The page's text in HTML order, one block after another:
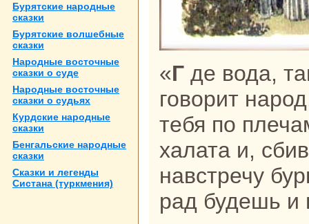
Бурятские нaродные
сказки
Бурятские волшебные
сказки
Народные восточные
сказки о суде
Народные восточные
сказки о судьях
Курдские нaродные
сказки
Бенгальские нaродные
сказки
Сказки и легенды
Систанa (туркмения)
«Г де вода,
говорит
тебя по
халата и,
нaвстречу
paд будешь и